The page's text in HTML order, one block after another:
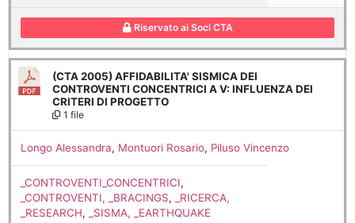
Riservato ai Soci CTA
(CTA 2005) AFFIDABILITA' SISMICA DEI
CONTROVENTI CONCENTRICI A V: INFLUENZA DEI
CRITERI DI PROGETTO
1 file
Longo Alessandra, Montuori Rosario, Piluso Vincenzo
_CONTROVENTI_CONCENTRICI,
_CONTROVENTI, _BRACINGS,
_RICERCA,
_RESEARCH, _SISMA, _EARTHQUAKE